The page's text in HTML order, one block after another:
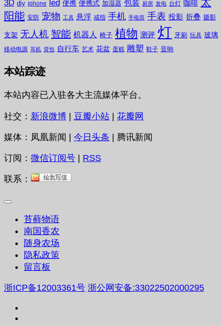
3D diy iphone led 便携 便携式 加湿器 包装 厨房 发电 台灯 咖啡
阳能 安防 宠物 工具 悬浮 戒指 手机 手电筒 手表 投影 折叠 摄影
支架 无人机 智能 机器人 椅子 植物 测评 灯 牙刷 玩具 玻璃
移动电源 耳机 背包 自行车 艺术 花盆 蛋糕 雕塑 鞋子 音响
本站踪迹
本站内容已入驻各大主流媒体平台。
社交： 新浪微博 | 豆瓣小站 | 花瓣网
媒体：凤凰新闻 | 今日头条 | 腾讯新闻
订阅： 微信订阅号 | RSS
联系：
苔藓物语
南国香农
随身农场
隐私政策
留言板
浙ICP备12003361号 浙公网安备:33022502000295